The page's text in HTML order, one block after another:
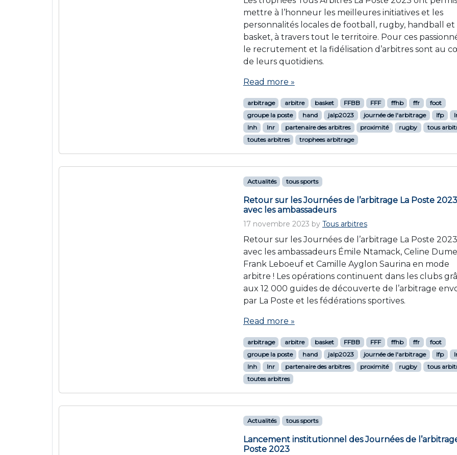
mettre à l’honneur les meilleures initiatives et les
personnalités locales de football, rugby, handball et
basket, à travers tout le territoire. Pour ces
le recrutement et la fidélisation d’arbitres sont au
de leurs quotidiens.
Read more »
arbitrage arbitre basket FFBB FFF ffhb ffr
foot
groupe la poste
hand jalp2023 journée de l'arbitrage lfp
lnh
lnr partenaire des arbitres proximité rugby
tous
toutes arbitres
trophees arbitrage
Actualités tous sports
Retour sur les Journées de l’arbitrage La Poste 2023
avec les ambassadeurs
17 novembre 2023 by Tous arbitres
Retour sur les Journées de l’arbitrage La Poste 2023
avec les ambassadeurs Émile Ntamack, Celine
Frank Leboeuf et Camille Ayglon Saurina en mode
arbitre ! Les opérations continuent dans les clubs
aux 12 000 guides de découverte de l’arbitrage
par La Poste et les fédérations sportives.
Read more »
arbitrage arbitre basket FFBB FFF ffhb ffr
foot
groupe la poste
hand jalp2023 journée de l'arbitrage lfp
lnh
lnr partenaire des arbitres proximité rugby
tous
toutes arbitres
Actualités tous sports
Lancement institutionnel des Journées de
Poste 2023